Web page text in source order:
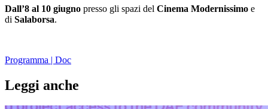
Dall’8 al 10 giugno presso gli spazi del Cinema Modernissimo e
di Salaborsa.
Programma | Doc
Leggi anche